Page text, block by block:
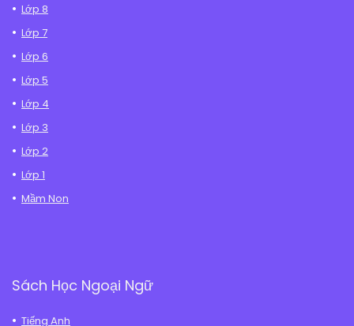
Lớp 8
Lớp 7
Lớp 6
Lớp 5
Lớp 4
Lớp 3
Lớp 2
Lớp 1
Mầm Non
Sách Học Ngoại Ngữ
Tiếng Anh